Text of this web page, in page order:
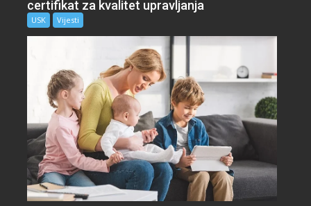
certifikat za kvalitet upravljanja
USK Vijesti